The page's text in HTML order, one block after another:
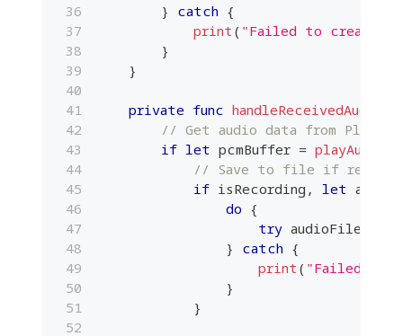
} catch {
print ( "Failed to create
}
}
private func handleReceivedAudio
// Get audio data from
if let pcmBuffer = playAudio
// Save to file if
if isRecording , let
do {
try audioFile
} catch {
print ( "Failed
}
}